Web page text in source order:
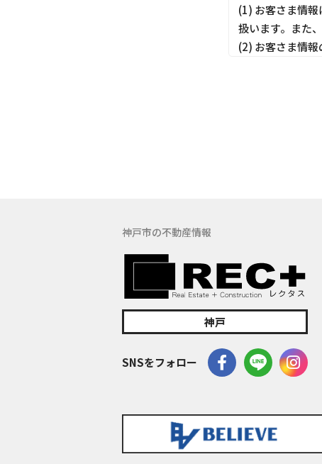
(1) お客さま情
扱います。また
(2) お客さま情
(3) お客さま情
ってお客さま情
(5) 保有するお
の窓口でお受け
当社は、不動
訪問、提案、見
委託先等を通じ
等）を取得いた
(1) 不動産につ
(2) 不動産につい
(3) 不動産につ
(4) ウェブサイ
(5) その他上記
なお、当社は、
イト管理会社に
このように提供
神戸市の不動産情報
神戸
SNSをフォロー